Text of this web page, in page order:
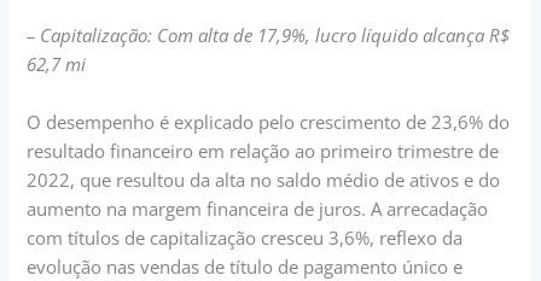
– Capitalização: Com alta de 17,9%, lucro líquido alcança R$
62,7 mi
O desempenho é explicado pelo crescimento de 23,6% do
resultado financeiro em relação ao primeiro trimestre de
2022, que resultou da alta no saldo médio de ativos e do
aumento na margem financeira de juros. A arrecadação
com títulos de capitalização cresceu 3,6%, reflexo da
evolução nas vendas de título de pagamento único e